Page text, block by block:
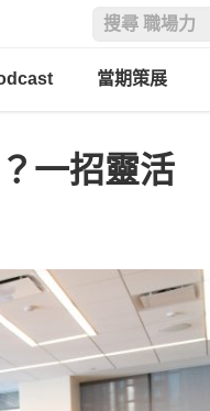
當期策展
一招靈活